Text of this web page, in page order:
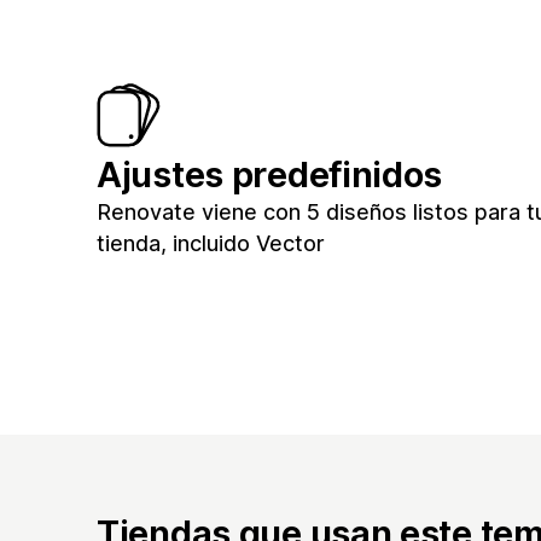
Ajustes predefinidos
Renovate viene con 5 diseños listos para
tienda, incluido Vector
Tiendas que usan este